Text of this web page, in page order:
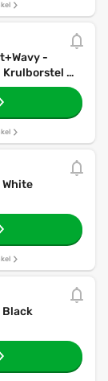
-
Krulborstel -
Black